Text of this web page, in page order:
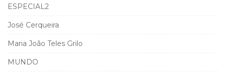
ESPECIAL2
José Cerqueira
Maria João Teles Grilo
MUNDO